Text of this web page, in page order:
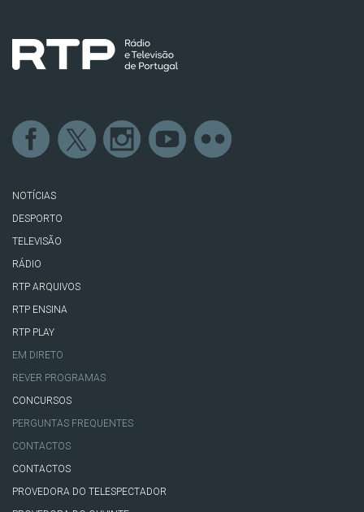
NOTÍCIAS
DESPORTO
TELEVISÃO
RÁDIO
RTP ARQUIVOS
RTP ENSINA
RTP PLAY
EM DIRETO
REVER PROGRAMAS
CONCURSOS
PERGUNTAS FREQUENTES
CONTACTOS
CONTACTOS
PROVEDORA DO TELESPECTADOR